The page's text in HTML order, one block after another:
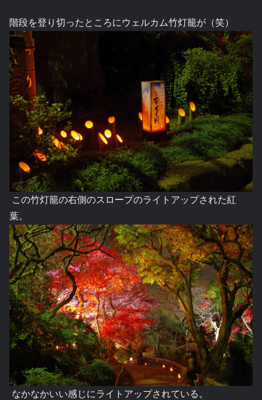
階段を登り切ったところにウェルカム竹灯籠が（笑）
この竹灯籠の右側のスロープのライトアップされた紅
葉。
なかなかいい感じにライトアップされている。